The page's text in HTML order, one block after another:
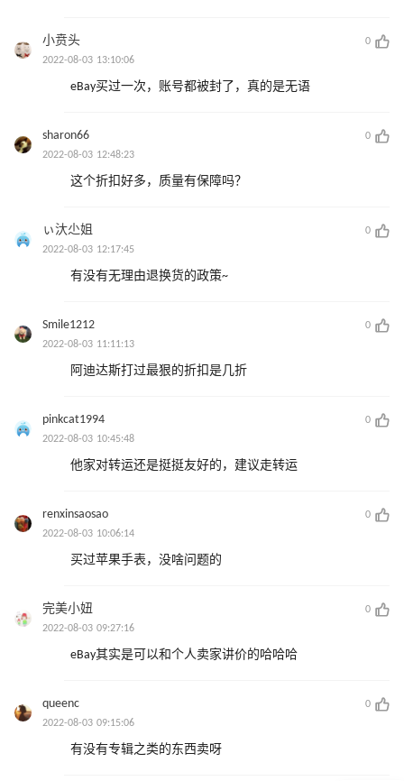
小贲头
0
2022-08-03 13:10:06
eBay买过一次，账号都被封了，真的是无语
sharon66
0
2022-08-03 12:48:23
这个折扣好多，质量有保障吗？
ぃ汏尐姐
0
2022-08-03 12:17:45
有没有无理由退换货的政策~
Smile1212
0
2022-08-03 11:11:13
阿迪达斯打过最狠的折扣是几折
pinkcat1994
0
2022-08-03 10:45:48
他家对转运还是挺挺友好的，建议走转运
renxinsaosao
0
2022-08-03 10:06:14
买过苹果手表，没啥问题的
完美小妞
0
2022-08-03 09:27:16
eBay其实是可以和个人卖家讲价的哈哈哈
queenc
0
2022-08-03 09:15:06
有没有专辑之类的东西卖呀